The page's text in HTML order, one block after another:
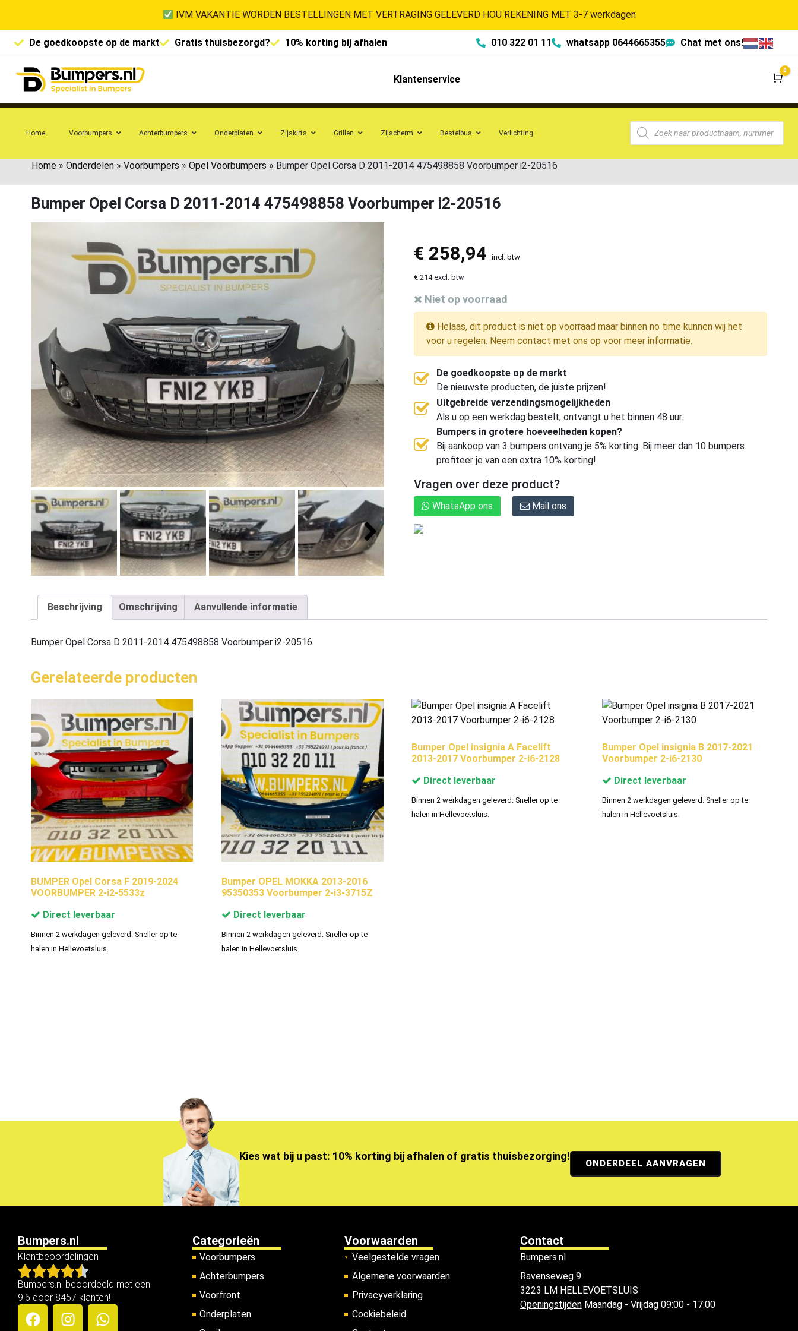
IVM VAKANTIE WORDEN BESTELLINGEN MET VERTRAGING GELEVERD HOU REKENING MET 3-7 werkdagen
De goedkoopste op de markt Gratis thuisbezorgd? 10% korting bij afhalen 010 322 01 11 whatsapp 0644665355 Chat met ons!
Klantenservice
0
Home Voorbumpers Achterbumpers Onderplaten Zijskirts Grillen Zijscherm Bestelbus Verlichting
Home » Onderdelen » Voorbumpers » Opel Voorbumpers » Bumper Opel Corsa D 2011-2014 475498858 Voorbumper i2-20516
Bumper Opel Corsa D 2011-2014 475498858 Voorbumper i2-20516
€ 258,94 incl. btw
€ 214 excl. btw
Niet op voorraad
Helaas, dit product is niet op voorraad maar binnen no time kunnen wij het
voor u regelen. Neem contact met ons op voor meer informatie.
De goedkoopste op de markt
De nieuwste producten, de juiste prijzen!
Uitgebreide verzendingsmogelijkheden
Als u op een werkdag bestelt, ontvangt u het binnen 48 uur.
Bumpers in grotere hoeveelheden kopen?
Bij aankoop van 3 bumpers ontvang je 5% korting. Bij meer dan 10 bumpers
profiteer je van een extra 10% korting!
Vragen over deze product?
WhatsApp ons Mail ons
Beschrijving Omschrijving Aanvullende informatie
Bumper Opel Corsa D 2011-2014 475498858 Voorbumper i2-20516
Gerelateerde producten
BUMPER Opel Corsa F 2019-2024
VOORBUMPER 2-i2-5533z
Direct leverbaar
Binnen 2 werkdagen geleverd. Sneller op te
halen in Hellevoetsluis.
Bumper OPEL MOKKA 2013-2016
95350353 Voorbumper 2-i3-3715Z
Direct leverbaar
Binnen 2 werkdagen geleverd. Sneller op te
halen in Hellevoetsluis.
Bumper Opel insignia A Facelift
2013-2017 Voorbumper 2-i6-2128
Direct leverbaar
Binnen 2 werkdagen geleverd. Sneller op te
halen in Hellevoetsluis.
Bumper Opel insignia B 2017-2021
Voorbumper 2-i6-2130
Direct leverbaar
Binnen 2 werkdagen geleverd. Sneller op te
halen in Hellevoetsluis.
Kies wat bij u past: 10% korting bij afhalen of gratis thuisbezorging!
ONDERDEEL AANVRAGEN
Bumpers.nl
Klantbeoordelingen
Bumpers.nl beoordeeld met een
9.6 door 8457 klanten!
Categorieën
Voorbumpers
Achterbumpers
Voorfront
Onderplaten
Voorwaarden
Veelgestelde vragen
Algemene voorwaarden
Privacyverklaring
Cookiebeleid
Contact
Bumpers.nl
Ravenseweg 9
3223 LM HELLEVOETSLUIS
OpeningstijdenMaandag - Vrijdag 09:00 - 17:00